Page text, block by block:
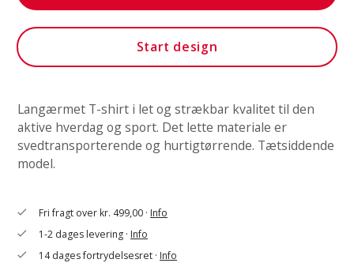
Start design
Langærmet T-shirt i let og strækbar kvalitet til den
aktive hverdag og sport. Det lette materiale er
svedtransporterende og hurtigtørrende. Tætsiddende
model.
check Fri fragt over kr. 499,00 ·Info
check 1-2 dages levering ·Info
check 14 dages fortrydelsesret ·Info